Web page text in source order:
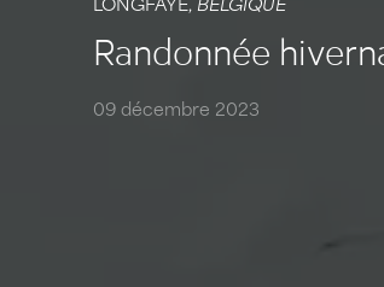
LONGFAYE, BELGIQUE
Randonnée
09 décembre 2023